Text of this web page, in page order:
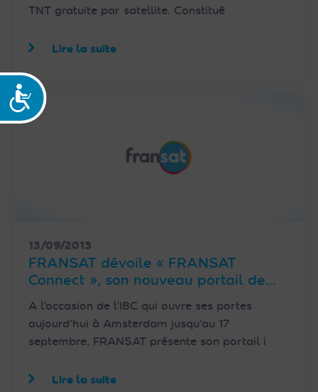
Accessibilité
TNT gratuite par satellite. Constitué
Lire la suite
13/09/2013
FRANSAT dévoile « FRANSAT
Connect », son nouveau portail de
services de télévision connectée
A l’occasion de l’IBC qui ouvre ses portes
aujourd’hui à Amsterdam jusqu’au 17
septembre, FRANSAT présente son portail i
Lire la suite